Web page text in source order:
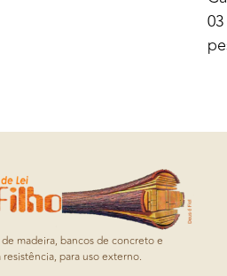
03
madeira, bancos de concreto e
para uso externo.